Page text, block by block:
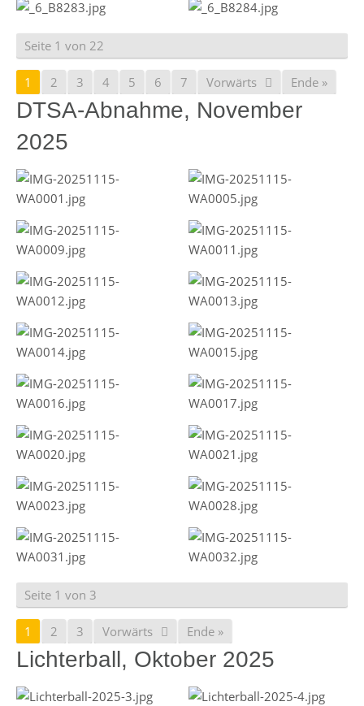
Seite 1 von 22
1 2 3 4 5 6 7 Vorwärts Ende »
DTSA-Abnahme, November
2025
Seite 1 von 3
1 2 3 Vorwärts Ende »
Lichterball, Oktober 2025